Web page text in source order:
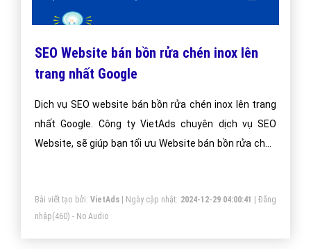
SEO Website bán bồn rửa chén inox lên
trang nhất Google
Dịch vụ SEO website bán bồn rửa chén inox lên trang
nhất Google. Công ty VietAds chuyên dịch vụ SEO
Website, sẽ giúp bạn tối ưu Website bán bồn rửa chén
Bài viết tạo bởi: VietAds| Ngày cập nhật: 2024-12-29 04:00:41 |Đăng
nhập(460) - No Audio